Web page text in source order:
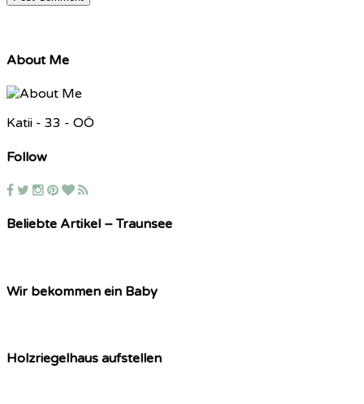
About Me
Katii - 33 - OÖ
Follow
Beliebte Artikel – Traunsee
Wir bekommen ein Baby
Holzriegelhaus aufstellen